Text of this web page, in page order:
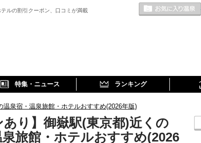
ルの割引クーポン、口コミが満載
特集・ニュース ランキング
温泉宿・温泉旅館・ホテルおすすめ(2026年版)
あり】御嶽駅(東京都)近くの
旅館・ホテルおすすめ(2026